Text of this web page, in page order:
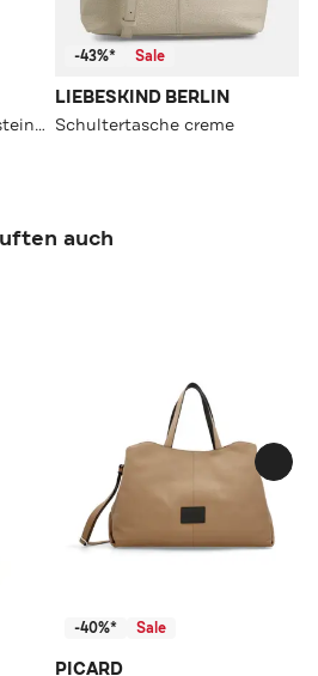
Schultertasche 'Lou M' steingrau
-43%* Sale
LIEBESKIND BERLIN
Schultertasche creme
auch
-40%* Sale
PICARD